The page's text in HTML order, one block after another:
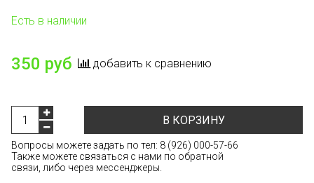
Есть в наличии
350 руб добавить к сравнению
В КОРЗИНУ
Вопросы можете задать по тел: 8 (926) 000-57-66
Также можете связаться с нами по обратной
связи, либо через мессенджеры.